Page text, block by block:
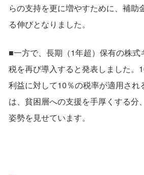
らの支持を更に増やすために、補助
る伸びとなりました。
■一方で、長期（1年超）保有の株式
税を再び導入すると発表しました。
利益に対して10％の税率が適用され
は、貧困層への支援を手厚くする分
姿勢を見せています。